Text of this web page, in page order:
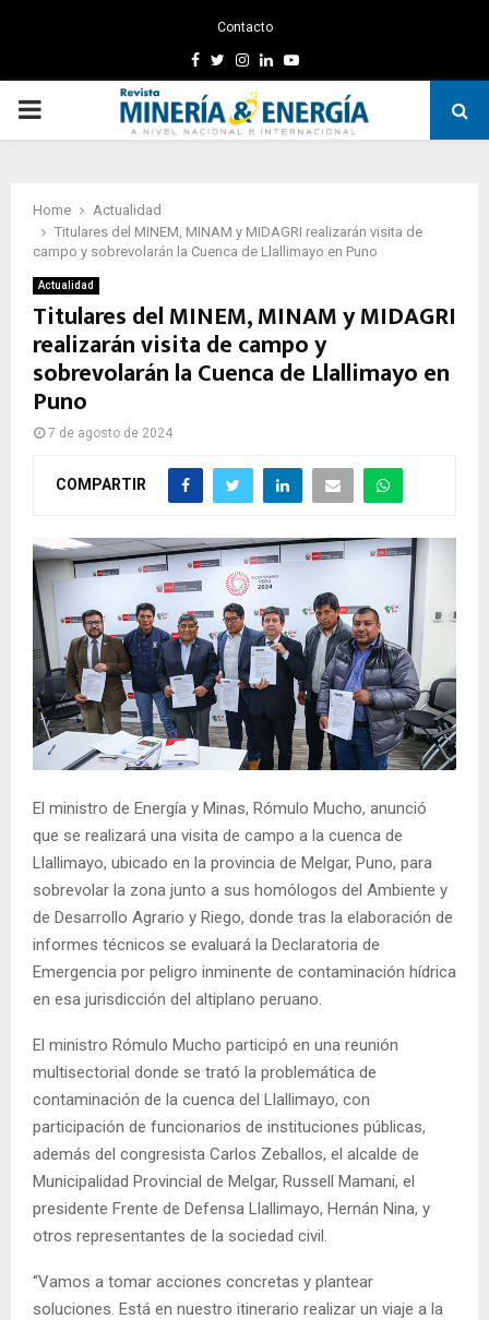
Contacto
Facebook
TwitterInstagram
LinkedinYoutube
PRIMARY
Home
Actualidad
Titulares del MINEM, MINAM y MIDAGRI realizarán visita de
campo y sobrevolarán la Cuenca de Llallimayo en Puno
Actualidad
Titulares del MINEM, MINAM y MIDAGRI
realizarán visita de campo y
sobrevolarán la Cuenca de Llallimayo en
Puno
7 de agosto de 2024
COMPARTIR
El ministro de Energía y Minas, Rómulo Mucho, anunció
que se realizará una visita de campo a la cuenca de
Llallimayo, ubicado en la provincia de Melgar, Puno, para
sobrevolar la zona junto a sus homólogos del Ambiente y
de Desarrollo Agrario y Riego, donde tras la elaboración de
informes técnicos se evaluará la Declaratoria de
Emergencia por peligro inminente de contaminación hídrica
en esa jurisdicción del altiplano peruano.
El ministro Rómulo Mucho participó en una reunión
multisectorial donde se trató la problemática de
contaminación de la cuenca del Llallimayo, con
participación de funcionarios de instituciones públicas,
además del congresista Carlos Zeballos, el alcalde de
Municipalidad Provincial de Melgar, Russell Mamani, el
presidente Frente de Defensa Llallimayo, Hernán Nina, y
otros representantes de la sociedad civil.
“Vamos a tomar acciones concretas y plantear
soluciones. Está en nuestro itinerario realizar un viaje a la